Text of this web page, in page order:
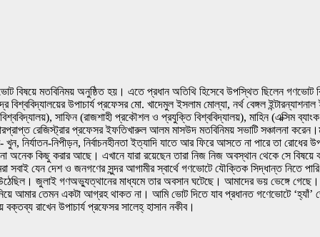
বিষয়ে মতবিনিময় অনুষ্ঠিত হয়। এতে প্রধান অতিথি হিসেবে উপস্থিত ছিলেন
বিশ্ববিদ্যালয়ের উপাচার্য প্রফেসর মো. খাদেমুল ইসলাম মোল্যা, নর্থ বেঙ্গল
সাফিন (রাজশাহী প্রকৌশল ও প্রযুক্তি বিশ্ববিদ্যালয়), মাহিন (এক্সিম
ভারপ্রাপ্ত রেজিস্ট্রার প্রফেসর ইফতিখারুল আলম মাসউদ মতবিনিময় সভাটি
নির্যাতন-নিপীড়ন, নির্বাচনহীনতা ইত্যাদি যাতে আর ফিরে আসতে না পারে তা
কিছু করার আছে। এখানে যারা রয়েছেন তারা নিজ নিজ অবস্থান থেকে সে
যেন দেশ ও জনগণের সুন্দর আগামীর স্বার্থে গণভোটে যৌক্তিক সিদ্ধান্ত নিতে
জুলাই গণঅভ্যুত্থানের মাধ্যমে তার অবসান ঘটেছে। আমাদের ভয় ভেঙ্গে গেছে।
আমার তেমন একটা আগ্রহ থাকত না। আমি ভোট দিতে যাব প্রধানত গণেভোটে
রাখেন উপাচার্য প্রফেসর সালেহ্ হাসান নকীব।